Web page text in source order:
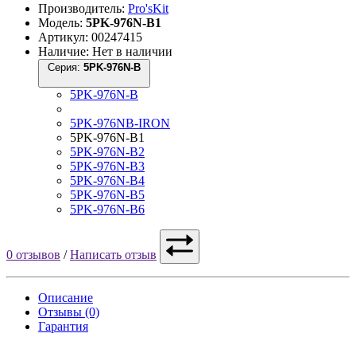
Производитель: Pro'sKit
Модель: 5PK-976N-B1
Артикул: 00247415
Наличие: Нет в наличии
Серия:
5PK-976N-B
5PK-976NB-IRON
5PK-976N-B1
5PK-976N-B2
5PK-976N-B3
5PK-976N-B4
5PK-976N-B5
5PK-976N-B6
0 отзывов /Написать отзыв
Описание
Отзывы (0)
Гарантия